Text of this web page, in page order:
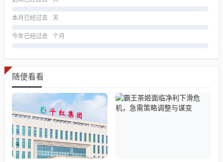
本月已经过去 天
今年已经过去 个月
随便看看